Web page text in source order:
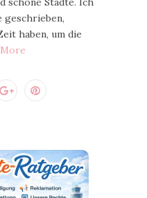
geschrieben,
haben, um die